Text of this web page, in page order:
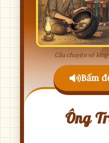
Câu chuyện về
Bấm
Ông